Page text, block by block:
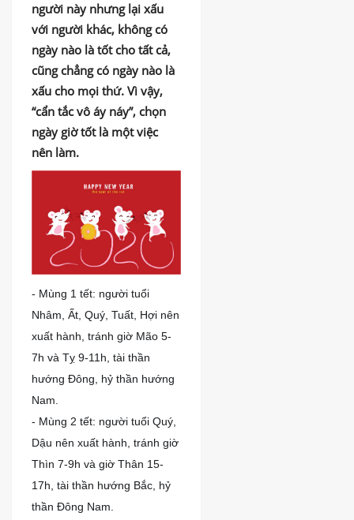
BÀI
VIẾT
người này nhưng lại xấu
với người khác, không có
ngày nào là tốt cho tất cả,
cũng chẳng có ngày nào là
xấu cho mọi thứ. Vì vậy,
“cẩn tắc vô áy náy”, chọn
ngày giờ tốt là một việc
nên làm.
- Mùng 1 tết: người tuổi
Nhâm, Ất, Quý, Tuất, Hợi nên
xuất hành, tránh giờ Mão 5-
7h và Tỵ 9-11h, tài thần
hướng Đông, hỷ thần hướng
Nam.
- Mùng 2 tết: người tuổi Quý,
Dậu nên xuất hành, tránh giờ
Thìn 7-9h và giờ Thân 15-
17h, tài thần hướng Bắc, hỷ
thần Đông Nam.